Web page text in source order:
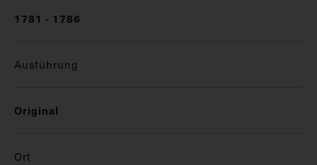
1781 - 1786
Ausführung
Original
Ort